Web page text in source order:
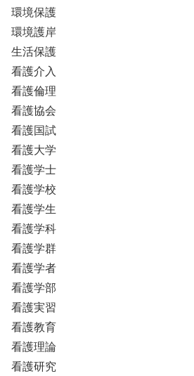
環境保護
環境護岸
生活保護
看護介入
看護倫理
看護協会
看護国試
看護大学
看護学士
看護学校
看護学生
看護学科
看護学群
看護学者
看護学部
看護実習
看護教育
看護理論
看護研究